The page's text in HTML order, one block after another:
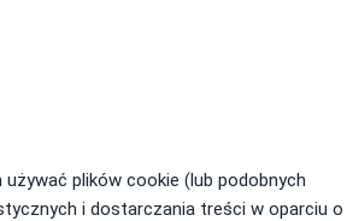
plików cookie (lub podobnych
i dostarczania treści w oparciu o